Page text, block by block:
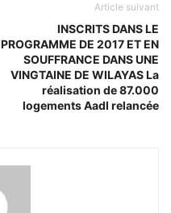
Article suivant
INSCRITS DANS LE
PROGRAMME DE 2017 ET EN
SOUFFRANCE DANS UNE
VINGTAINE DE WILAYAS La
réalisation de 87.000
logements Aadl relancée